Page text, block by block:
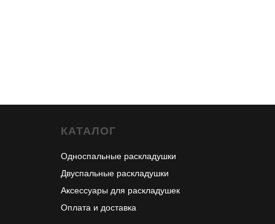
КАТАЛОГ
Односпальные раскладушки
Двуспальные раскладушки
Аксессуары для раскладушек
Оплата и доставка